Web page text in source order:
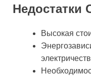
Недостатки
Высокая